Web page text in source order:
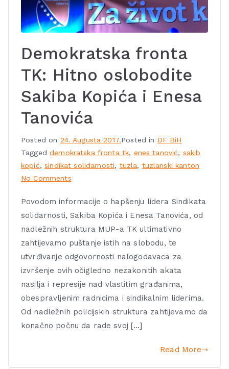
Demokratska fronta
TK: Hitno oslobodite
Sakiba Kopića i Enesa
Tanovića
Posted on 24. Augusta 2017.Posted in DF BiH
Taggeddemokratska fronta tk, enes tanović, sakib
kopić,sindikat solidarnosti, tuzla, tuzlanski kanton
No Comments
Povodom informacije o hapšenju lidera Sindikata
solidarnosti, Sakiba Kopića i Enesa Tanovića, od
nadležnih struktura MUP-a TK ultimativno
zahtijevamo puštanje istih na slobodu, te
utvrđivanje odgovornosti nalogodavaca za
izvršenje ovih očigledno nezakonitih akata
nasilja i represije nad vlastitim građanima,
obespravljenim radnicima i sindikalnim liderima.
Od nadležnih policijskih struktura zahtijevamo da
konačno počnu da rade svoj […]
Read More